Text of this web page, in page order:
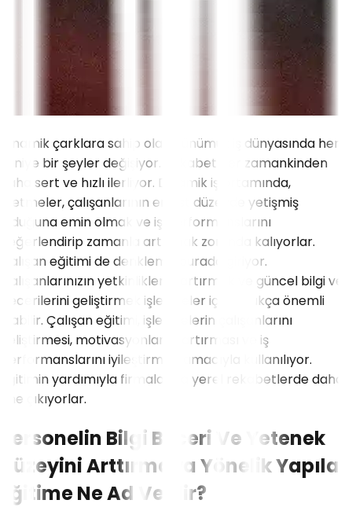
Dinamik çarklara sahip olan günümüz iş dünyasında her
saniye bir şeyler değişiyor. Rekabet her zamankinden
daha sert ve hızlı ilerliyor. Dinamik iş ortamında,
işletmeler, çalışanlarının en üst düzeyde yetişmiş
olduğuna emin olmak ve iş performanslarını
değerlendirip zamanla artırmak zorunda kalıyorlar.
Çalışan eğitimi de denkleme burada giriyor.
Çalışanlarınızın yetkinliklerini artırmak ve güncel bilgi ve
becerilerini geliştirmek işletmeler için oldukça önemli
olabilir. Çalışan eğitimi, işletmelerin çalışanlarını
geliştirmesi, motivasyonlarını artırması ve iş
performanslarını iyileştirmesi amacıyla kullanılıyor.
Eğitimin yardımıyla firmalar da yerel rekabetlerde daha
öne çıkıyorlar.
Personelin Bilgi Beceri Ve Yetenek
Düzeyini Arttırmaya Yönelik Yapılan
Eğitime Ne Ad Verilir?